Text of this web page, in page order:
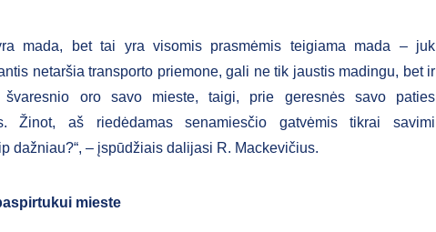
mada, bet tai yra visomis prasmėmis teigiama mada – juk
netaršia transporto priemone, gali ne tik jaustis madingu, bet ir
švaresnio oro savo mieste, taigi, prie geresnės savo paties
Žinot, aš riedėdamas senamiesčio gatvėmis tikrai savimi
dažniau?“, – įspūdžiais dalijasi R. Mackevičius.
mieste